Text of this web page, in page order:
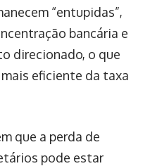
“entupidas”,
bancária e
direcionado, o que
eficiente da taxa
que a perda de
pode estar